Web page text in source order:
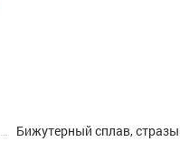
Бижутерный сплав, стразы